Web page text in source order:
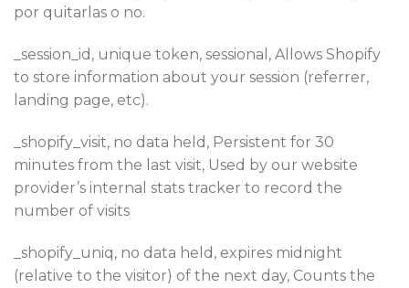
por quitarlas o no.
_session_id, unique token, sessional, Allows Shopify
to store information about your session (referrer,
landing page, etc).
_shopify_visit, no data held, Persistent for 30
minutes from the last visit, Used by our website
provider’s internal stats tracker to record the
number of visits
_shopify_uniq, no data held, expires midnight
(relative to the visitor) of the next day, Counts the